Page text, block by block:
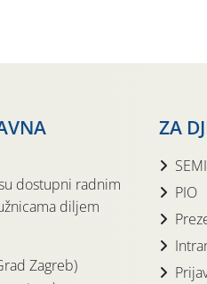
dostupni radnim
diljem
Zagreb)
ZA
PIO